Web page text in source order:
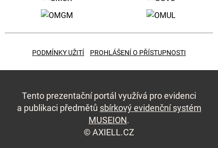
PODMÍNKY UŽITÍ PROHLÁŠENÍ O PŘÍSTUPNOSTI
Tento prezentační portál využívá pro evidenci
a publikaci předmětů sbírkový evidenční systém
MUSEION.
©AXIELL.CZ